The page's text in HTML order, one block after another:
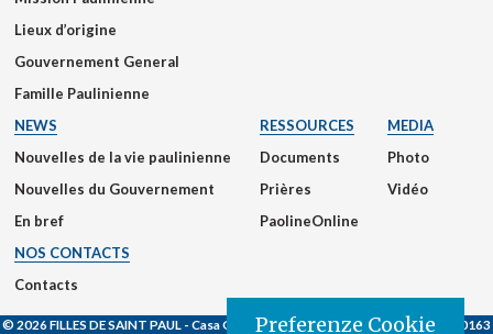
Lieux d’origine
Gouvernement General
Famille Paulinienne
NEWS
Nouvelles de la vie paulinienne
Nouvelles du Gouvernement
En bref
RESSOURCES
Documents
Prières
PaolineOnline
MEDIA
Photo
Vidéo
NOS CONTACTS
Contacts
© 2026 FILLES DE SAINT PAUL - Casa Generalizia - Via S. Giovanni Eudes, 25, 00163
Preferenze Cookie